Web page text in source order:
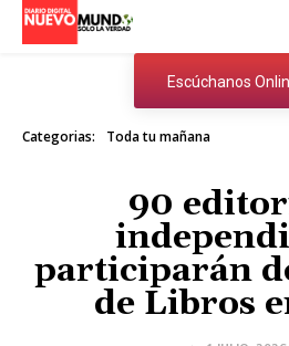
Escúchanos
Categorias: Toda tu mañana
90
participarán
de Libros